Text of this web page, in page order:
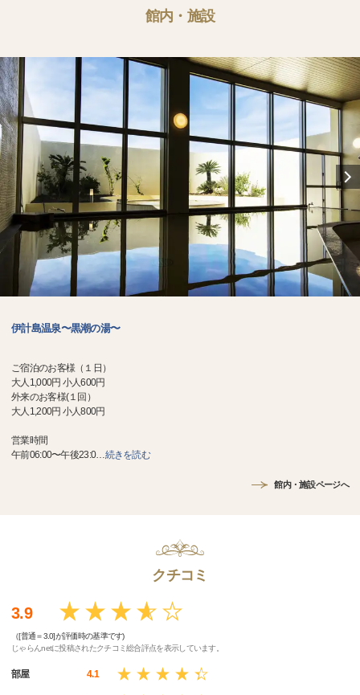
館内・施設
伊計島温泉〜黒潮の湯〜
ご宿泊のお客様（１日）
大人1,000円 小人600円
外来のお客様(１回）
大人1,200円 小人800円
営業時間
午前06:00〜午後23:0…続きを読む
館内・施設ページへ
クチコミ
3.9
（[普通＝3.0]が評価時の基準です)
じゃらんnetに投稿されたクチコミ総合評点を表示しています。
部屋 4.1